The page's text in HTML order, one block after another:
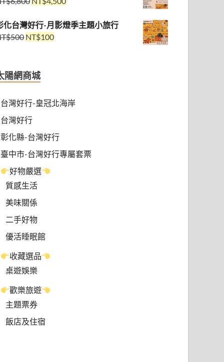
化台灣好行-月影燈季主題小旅行
500 NT$100
陽網商城
台灣好行-皇冠北海岸
台灣好行
彰化縣-台灣好行
臺中市-台灣好行專屬套票
好物嚴選
質感生活
美味關係
二手好物
優活睡眠館
收藏選品
桌遊娛樂
歡樂旅遊
主題票券
飯店及住宿